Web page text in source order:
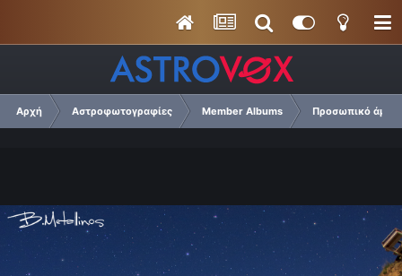
Αρχή Αστροφωτογραφίες Member Albums Προσωπικό